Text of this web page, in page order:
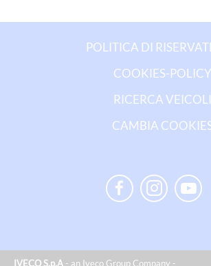
POLITICA DI
COOKIES-POLICY
RICERCA VEICOLI
CAMBIA
IVECO S.p.A - an Iveco Group Company -